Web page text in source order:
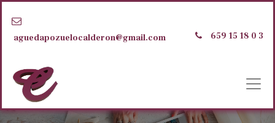
aguedapozuelocalderon@gmail.com 659 15 18 0 3